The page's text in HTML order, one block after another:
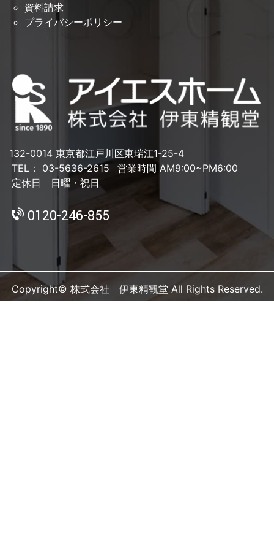
資料請求
プライバシーポリシー
132-0014 東京都江戸川区東瑞江1-25-4
TEL： 03-5636-2615
営業時間 AM9:00~PM6:00
定休日 日曜・祝日
0120-246-855
Copyright© 株式会社 伊東精観堂 All Rights Reserved.